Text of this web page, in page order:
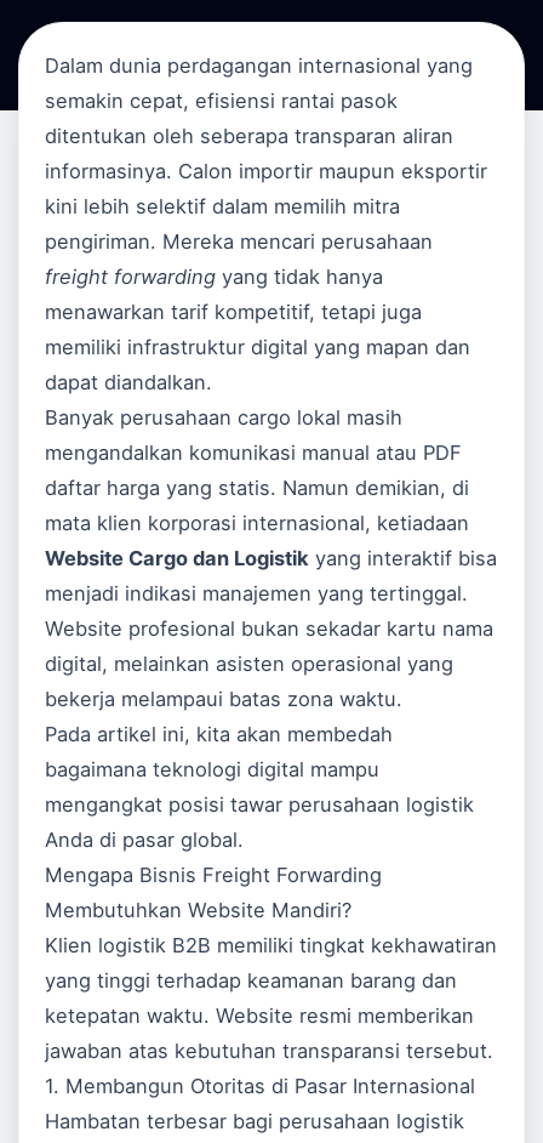
Dalam dunia perdagangan internasional yang
semakin cepat, efisiensi rantai pasok
ditentukan oleh seberapa transparan aliran
informasinya. Calon importir maupun eksportir
kini lebih selektif dalam memilih mitra
pengiriman. Mereka mencari perusahaan
freight forwarding yang tidak hanya
menawarkan tarif kompetitif, tetapi juga
memiliki infrastruktur digital yang mapan dan
dapat diandalkan.
Banyak perusahaan cargo lokal masih
mengandalkan komunikasi manual atau PDF
daftar harga yang statis. Namun demikian, di
mata klien korporasi internasional, ketiadaan
Website Cargo dan Logistik yang interaktif bisa
menjadi indikasi manajemen yang tertinggal.
Website profesional bukan sekadar kartu nama
digital, melainkan asisten operasional yang
bekerja melampaui batas zona waktu.
Pada artikel ini, kita akan membedah
bagaimana teknologi digital mampu
mengangkat posisi tawar perusahaan logistik
Anda di pasar global.
Mengapa Bisnis Freight Forwarding
Membutuhkan Website Mandiri?
Klien logistik B2B memiliki tingkat kekhawatiran
yang tinggi terhadap keamanan barang dan
ketepatan waktu. Website resmi memberikan
jawaban atas kebutuhan transparansi tersebut.
1. Membangun Otoritas di Pasar Internasional
Hambatan terbesar bagi perusahaan logistik